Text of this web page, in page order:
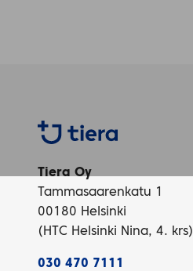
Tiera
Tiera Oy
Tammasaarenkatu 1
00180 Helsinki
(HTC Helsinki Nina, 4. krs)
030 470 7111